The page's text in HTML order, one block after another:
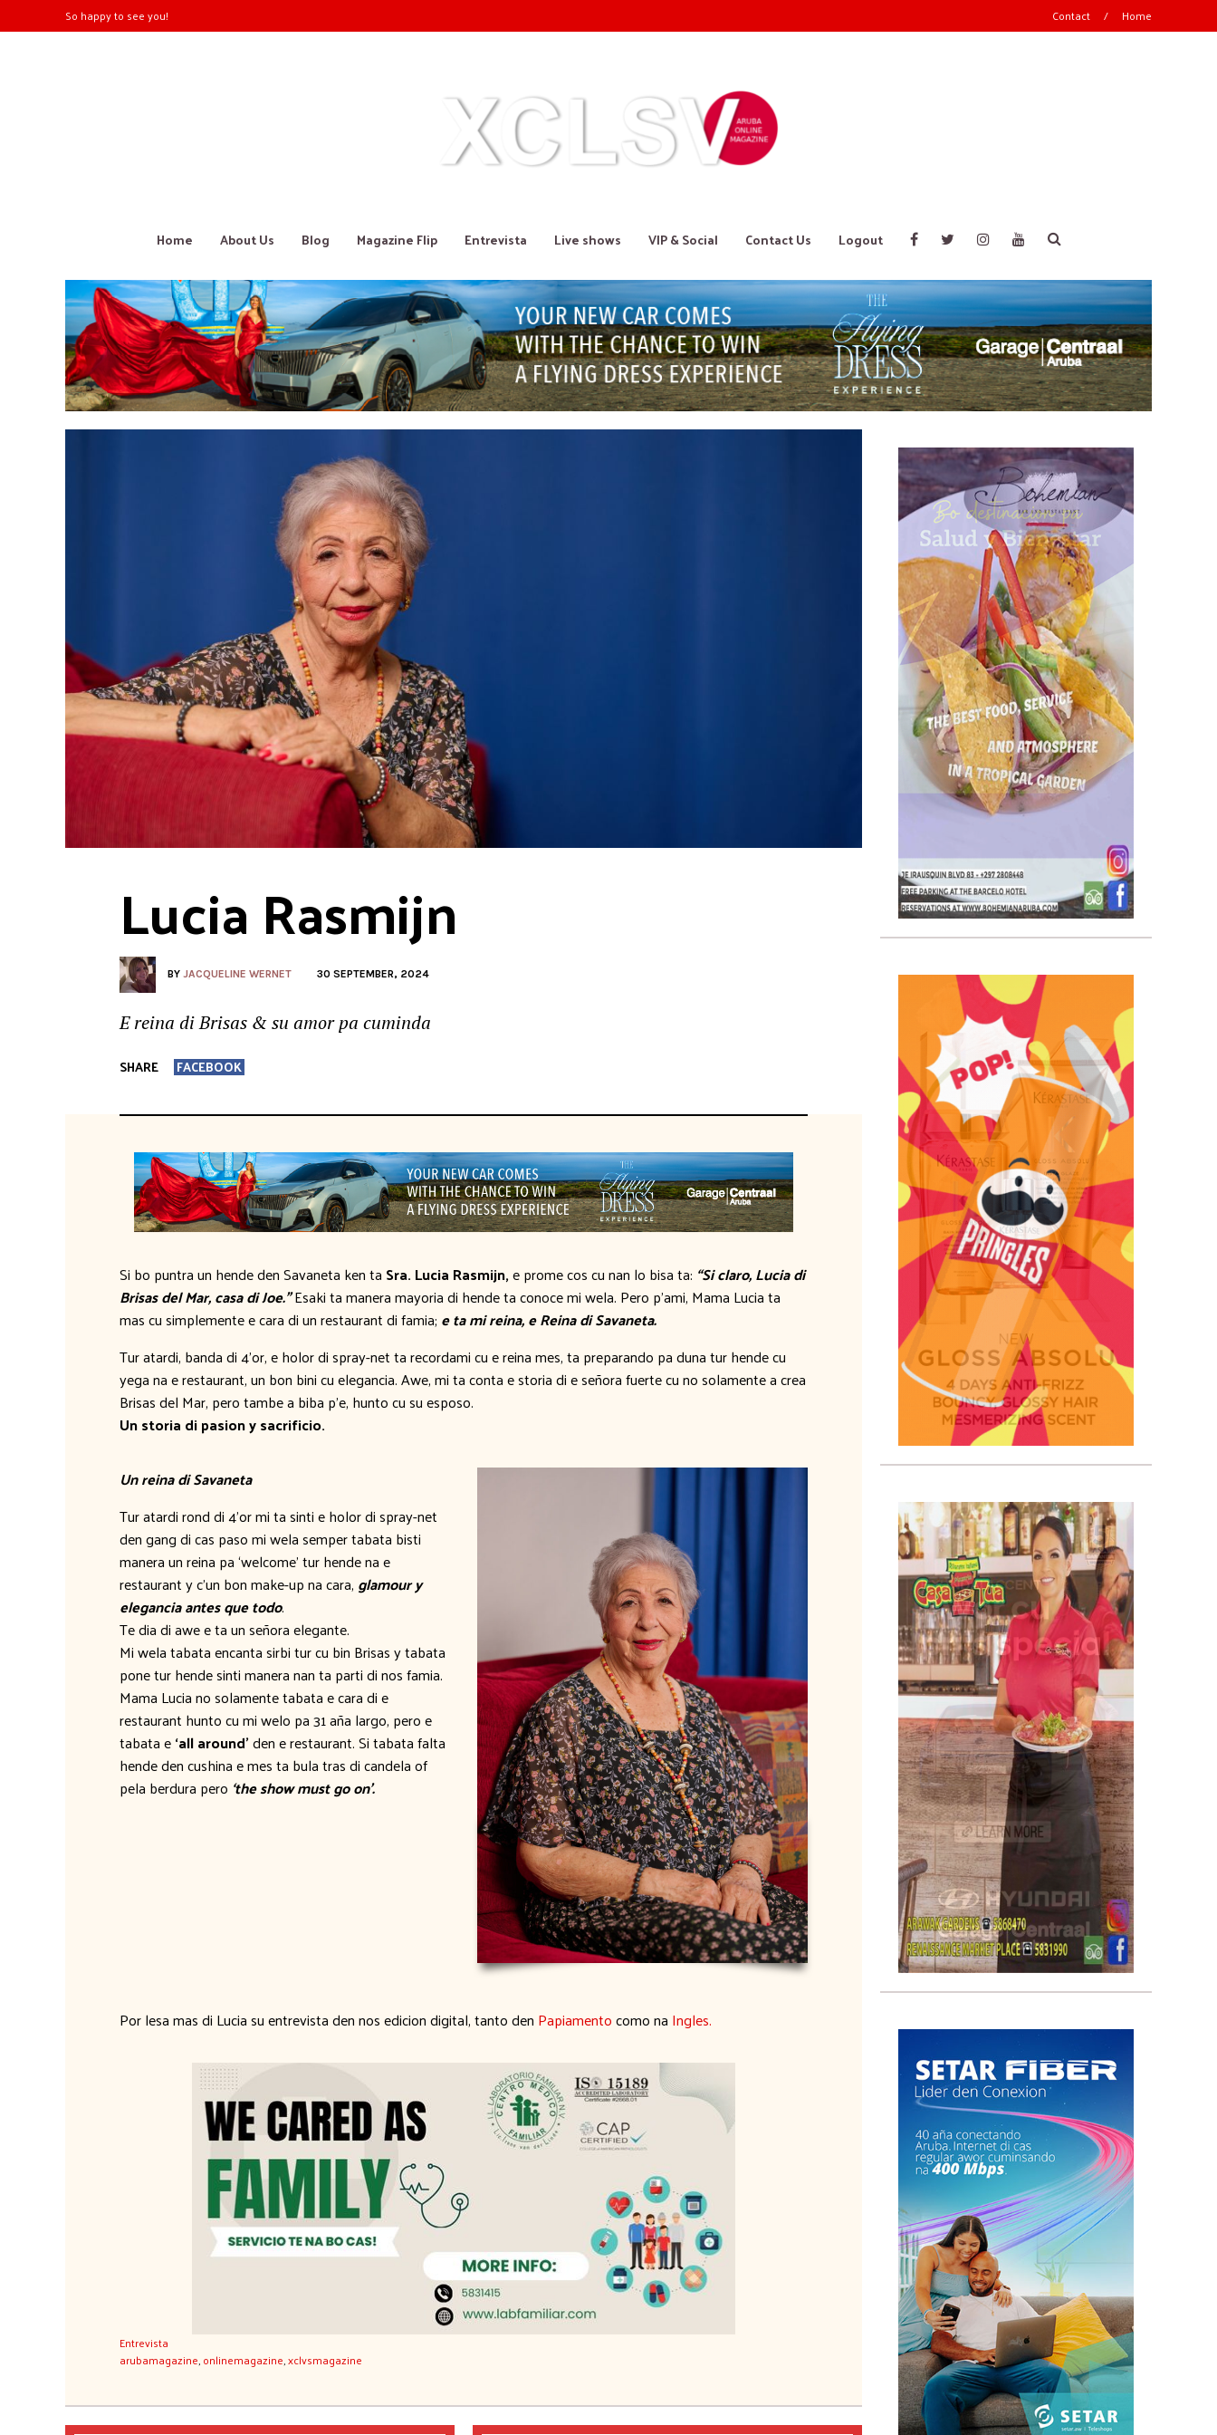
So happy to see you! Contact / Home
Home About Us Blog Magazine Flip Entrevista Live shows VIP & Social Contact Us Logout
Lucia Rasmijn
BY JACQUELINE WERNET 30 SEPTEMBER, 2024
E reina di Brisas & su amor pa cuminda
SHARE FACEBOOK
Si bo puntra un hende den Savaneta ken ta Sra. Lucia Rasmijn,e prome cos cu nan lo bisa ta: “Si claro, Lucia di
Brisas del Mar, casa di Joe.”Esaki ta manera mayoria di hende ta conoce mi wela. Pero p’ami, Mama Lucia ta
mas cu simplemente e cara di un restaurant di famia; e ta mi reina, e Reina di Savaneta.
Tur atardi, banda di 4’or, e holor di spray-net ta recordami cu e reina mes, ta preparando pa duna tur hende cu
yega na e restaurant, un bon bini cu elegancia. Awe, mi ta conta e storia di e señora fuerte cu no solamente a crea
Brisas del Mar, pero tambe a biba p’e, hunto cu su esposo.
Un storia di pasion y sacrificio.
Un reina di Savaneta
Tur atardi rond di 4’or mi ta sinti e holor di spray-net
den gang di cas paso mi wela semper tabata bisti
manera un reina pa ‘welcome’ tur hende na e
restaurant y c’un bon make-up na cara, glamour y
elegancia antes que todo.
Te dia di awe e ta un señora elegante.
Mi wela tabata encanta sirbi tur cu bin Brisas y tabata
pone tur hende sinti manera nan ta parti di nos famia.
Mama Lucia no solamente tabata e cara di e
restaurant hunto cu mi welo pa 31 aña largo, pero e
tabata e‘all around’den e restaurant. Si tabata falta
hende den cushina e mes ta bula tras di candela of
pela berdura pero ‘the show must go on’.
Por lesa mas di Lucia su entrevista den nos edicion digital, tanto den Papiamentocomo na Ingles.
Entrevista
arubamagazine,onlinemagazine,xclvsmagazine